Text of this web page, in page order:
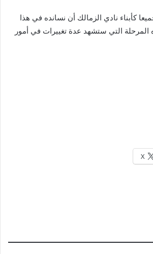
كأبناء نادي الزمالك أن نسانده في هذا
المرحلة التي ستشهد عدة تغييرات في أمور
X